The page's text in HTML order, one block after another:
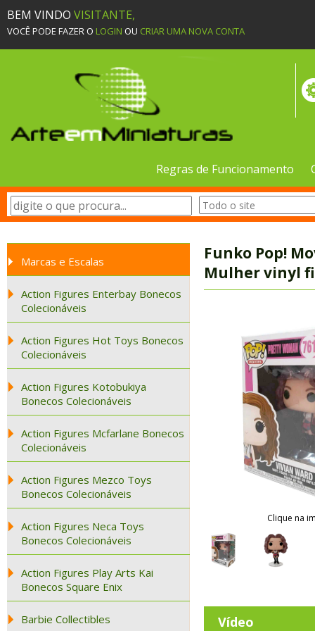
BEM VINDO VISITANTE,
VOCÊ PODE FAZER O LOGIN OU CRIAR UMA NOVA CONTA
Regras de Funcionamento
Marcas e Escalas
Action Figures Enterbay Bonecos
Colecionáveis
Action Figures Hot Toys Bonecos
Colecionáveis
Action Figures Kotobukiya
Bonecos Colecionáveis
Action Figures Mcfarlane Bonecos
Colecionáveis
Action Figures Mezco Toys
Bonecos Colecionáveis
Action Figures Neca Toys
Bonecos Colecionáveis
Action Figures Play Arts Kai
Bonecos Square Enix
Barbie Collectibles
Funko Pop!
Mulher vinyl
Clique na
Vídeo